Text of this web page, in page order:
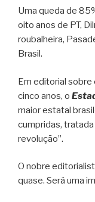
Uma queda de
oito anos de PT,
roubalheira,
Brasil.
Em editorial sobre
cinco anos, o
maior estatal
cumpridas,
revolução”.
O nobre
quase. Será uma